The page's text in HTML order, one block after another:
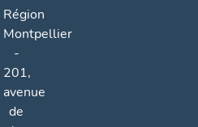
Région
Montpellier
-
201,
avenue
de